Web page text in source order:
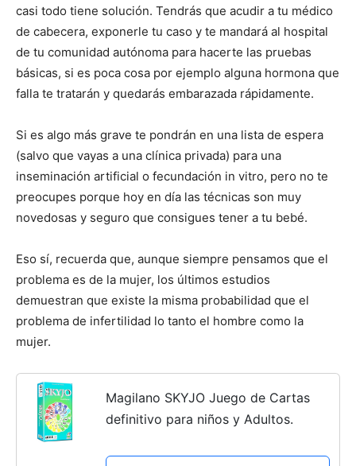
casi todo tiene solución. Tendrás que acudir a tu médico
de cabecera, exponerle tu caso y te mandará al hospital
de tu comunidad autónoma para hacerte las pruebas
básicas, si es poca cosa por ejemplo alguna hormona que
falla te tratarán y quedarás embarazada rápidamente.
Si es algo más grave te pondrán en una lista de espera
(salvo que vayas a una clínica privada) para una
inseminación artificial o fecundación in vitro, pero no te
preocupes porque hoy en día las técnicas son muy
novedosas y seguro que consigues tener a tu bebé.
Eso sí, recuerda que, aunque siempre pensamos que el
problema es de la mujer, los últimos estudios
demuestran que existe la misma probabilidad que el
problema de infertilidad lo tanto el hombre como la
mujer.
Magilano SKYJO Juego de Cartas
definitivo para niños y Adultos.